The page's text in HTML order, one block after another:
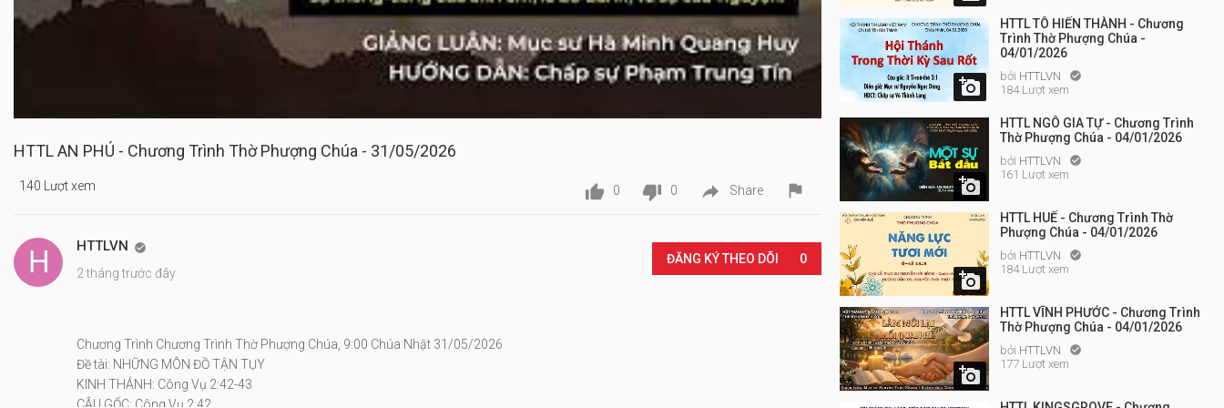

HTTL TÔ HIẾN THÀNH - Chương
Trình Thờ Phượng Chúa -
04/01/2026
bởi HTTLVN 
184 Lượt xem

HTTL NGÔ GIA TỰ - Chương Trình
Thờ Phượng Chúa - 04/01/2026
bởi HTTLVN 
161 Lượt xem

HTTL HUẾ - Chương Trình Thờ
Phượng Chúa - 04/01/2026
bởi HTTLVN 
184 Lượt xem

HTTL VĨNH PHƯỚC - Chương Trình
Thờ Phượng Chúa - 04/01/2026
bởi HTTLVN 
177 Lượt xem
HTTL AN PHÚ - Chương Trình Thờ Phượng Chúa - 31/05/2026
140 Lượt xem  0  0  Share 
HTTLVN 
2 tháng trước đây
ĐĂNG KÝ THEO DÕI 0
Chương Trình Chương Trình Thờ Phượng Chúa, 9:00 Chúa Nhật 31/05/2026
Đề tài: NHỮNG MÔN ĐỒ TẬN TỤY
KINH THÁNH: Công Vụ 2:42-43
CÂU GỐC: Công Vụ 2:42